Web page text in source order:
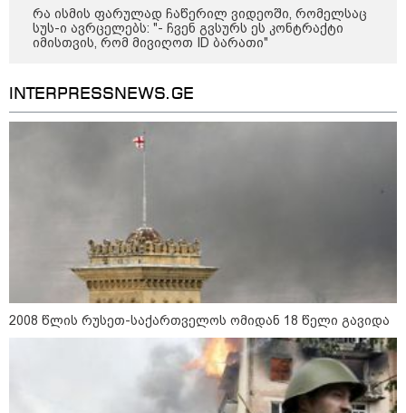
ავტომობილები - Focus2Move-ის
რეიტინგი
დოლარზე უარს ამბობენ
პოლიტიკა
რა ისმის ფარულად ჩაწერილ ვიდეოში, რომელსაც
სუს-ი ავრცელებს: "- ჩვენ გვსურს ეს კონტრაქტი
იმისთვის, რომ მივიღოთ ID ბარათი"
INTERPRESSNEWS.GE
2008 წლის რუსეთ-საქართველოს ომიდან 18 წელი გავიდა